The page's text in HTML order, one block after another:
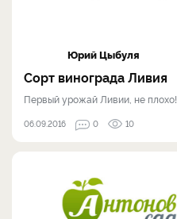
Юрий Цыбуля
Сорт винограда Ливия
Первый урожай Ливии, не плохо!...
06.09.2016 0 10